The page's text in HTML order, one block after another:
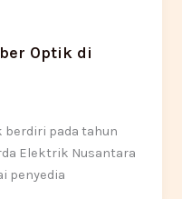
Optik di
berdiri pada tahun
Elektrik Nusantara
penyedia